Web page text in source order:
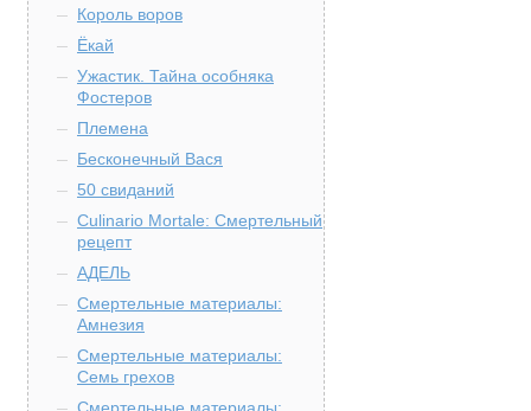
Король воров
Ёкай
Ужастик. Тайна особняка
Фостеров
Племена
Бесконечный Вася
50 свиданий
Culinario Mortale: Смертельный
рецепт
АДЕЛЬ
Смертельные материалы:
Амнезия
Смертельные материалы:
Семь грехов